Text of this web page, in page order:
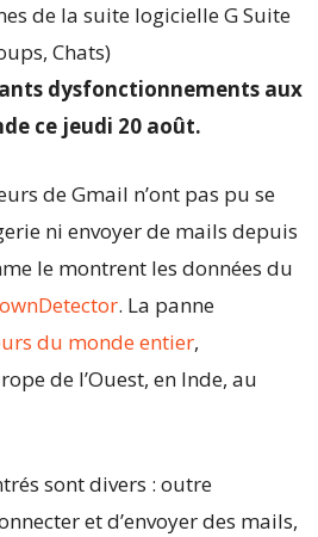
de la suite logicielle G Suite
Chats)
dysfonctionnements aux
ce jeudi 20 août.
de Gmail n’ont pas pu se
ni envoyer de mails depuis
le montrent les données du
. La panne
du monde entier,
de l’Ouest, en Inde, au
sont divers : outre
et d’envoyer des mails,